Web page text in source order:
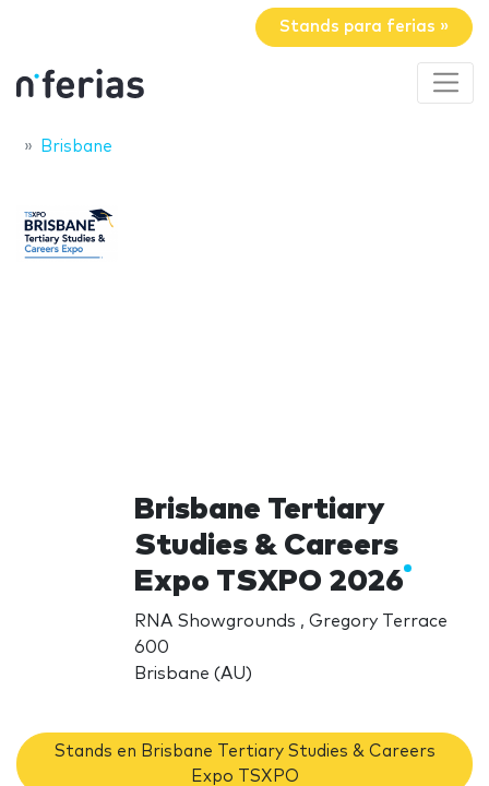
Stands para ferias »
Brisbane
Brisbane Tertiary
Studies & Careers
Expo TSXPO 2026
RNA Showgrounds , Gregory Terrace
600
Brisbane (AU)
Stands en Brisbane Tertiary Studies & Careers
Expo TSXPO